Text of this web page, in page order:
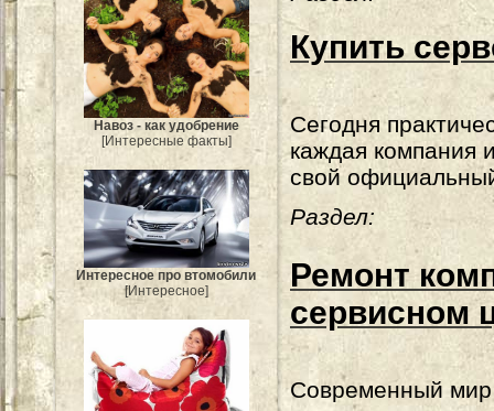
Навоз - как удобрение
[Интересные факты]
Интересное про втомобили
[Интересное]
Купить
Сегодня
каждая компания
свой
Раздел:
Ремонт
сервисном
Современный мир